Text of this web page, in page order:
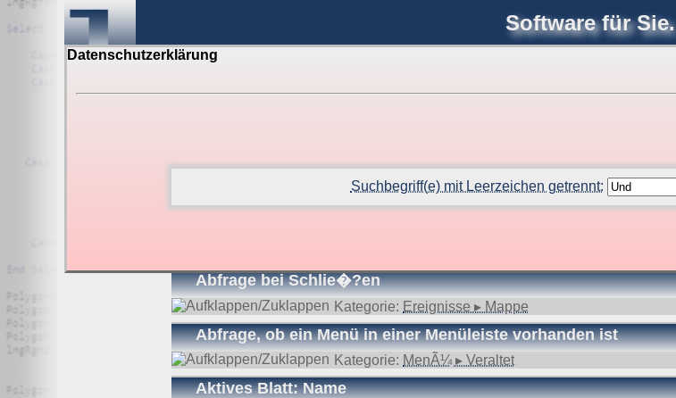
Datenschutzerklärung
Software für Sie.
joerglorenz.de
IhreSoftware
Suchbegriff(e) mit Leerzeichen getrennt:
Abfrage bei Schlie�?en
Kategorie: Ereignisse ▸ Mappe
Abfrage, ob ein Menü in einer Menüleiste vorhanden ist
Kategorie: MenÃ¼ ▸ Veraltet
Aktives Blatt: Name